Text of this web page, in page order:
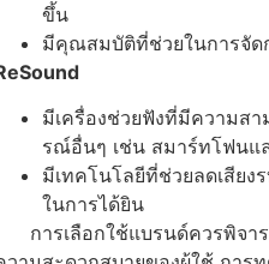
ขึ้น
มีคุณสมบัติที่ช่วยในการจัด
มีเครื่องช่วยฟังที่มีความส
รณ์อื่นๆ เช่น สมาร์ทโฟนแ
มีเทคโนโลยีที่ช่วยลดเสีย
ในการได้ยิน
ารเลือกใช้แบรนด์ควรพิจาร